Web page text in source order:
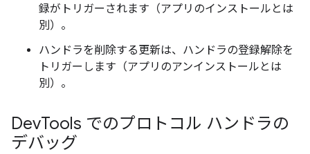
録がトリガーされます（アプリのインストールとは
別）。
ハンドラを削除する更新は、ハンドラの登録解除を
トリガーします（アプリのアンインストールとは
別）。
DevTools でのプロトコル ハンドラの
デバッグ